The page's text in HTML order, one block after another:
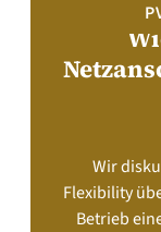
Wir
Flexibility
Betrieb